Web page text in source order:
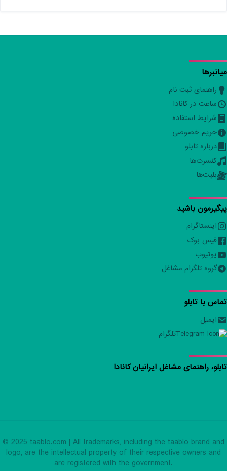
میانبرها
راهنمای ثبت نام
ساعت در کانادا
شرایط استفاده
حریم خصوصی
درباره تابلو
کنسرت‌ها
بلیت‌ها
پیگیرمون باشید
اینستاگرام
فیس بوک
یوتیوب
گروه تلگرام مشاغل
تماس با تابلو
ایمیل
تلگرام
تابلو، راهنمای مشاغل ایرانیان کانادا
© 2025 taablo.com | All trademarks, including the taablo brand and
logo, are the intellectual property of their respective owners and
are registered with the government.